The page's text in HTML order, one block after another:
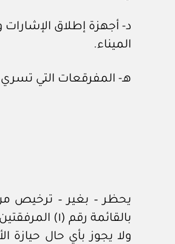
د- أجهزة إطلاق الإشارات
الميناء.
هـ- المفرقعات التي تسري عليها
بالقائمة رقم (١) المرفقتين بهذا القانون.